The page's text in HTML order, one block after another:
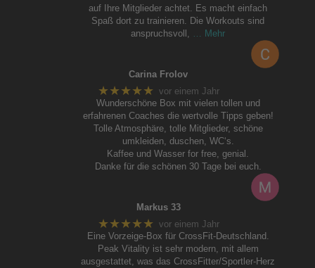
auf Ihre Mitglieder achtet. Es macht einfach
Spaß dort zu trainieren. Die Workouts sind
anspruchsvoll,
… Mehr
Carina Frolov
★★★★★ vor einem Jahr
Wunderschöne Box mit vielen tollen und
erfahrenen Coaches die wertvolle Tipps geben!
Tolle Atmosphäre, tolle Mitglieder, schöne
umkleiden, duschen, WC‘s.
Kaffee und Wasser for free, genial.
Danke für die schönen 30 Tage bei euch.
Markus 33
★★★★★ vor einem Jahr
Eine Vorzeige-Box für CrossFit-Deutschland.
Peak Vitality ist sehr modern, mit allem
ausgestattet, was das CrossFitter/Sportler-Herz